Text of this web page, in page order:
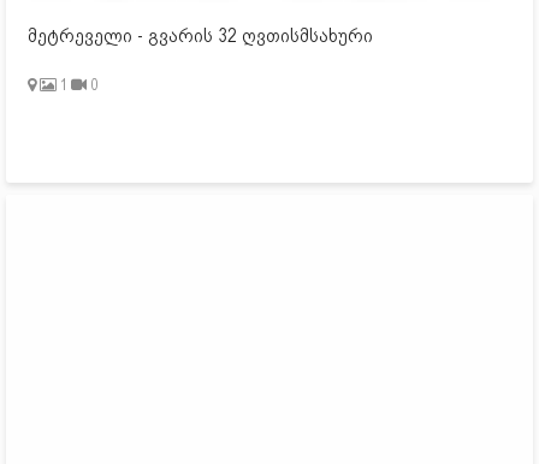
მეტრეველი - გვარის 32 ღვთისმსახური
1 0